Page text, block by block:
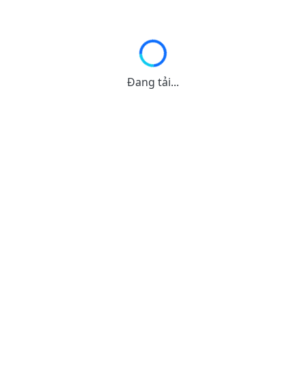
Đang tải...